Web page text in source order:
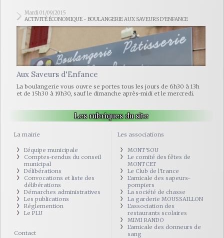
Mardi 01/09/2015
ACTIVITÉ ÉCONOMIQUE - BOULANGERIE AUX SAVEURS D'ENFANCE
Aux Saveurs d'Enfance
La boulangerie vous ouvre se portes tous les jours de 6h30 à 13h
et de 15h30 à 19h30, sauf le dimanche après-midi et le mercredi.
Les rubriques du site
La mairie
L'équipe municipale
Comptes-rendus du conseil
municipal
Délibérations
Convocations et liste des
délibérations
Démarches administratives
Les publications
Réglemention
Le PLU
Contact
Les associations
MONT'SOU
Le comité des fêtes de
MONTCET
Le Club de l'Irance
L'amicale des sapeurs-
pompiers
La société de chasse
La garderie MOUSSAILLON
L'association des
restaurants scolaires
MIMI RANDO
L'amicale des donneurs de
sang